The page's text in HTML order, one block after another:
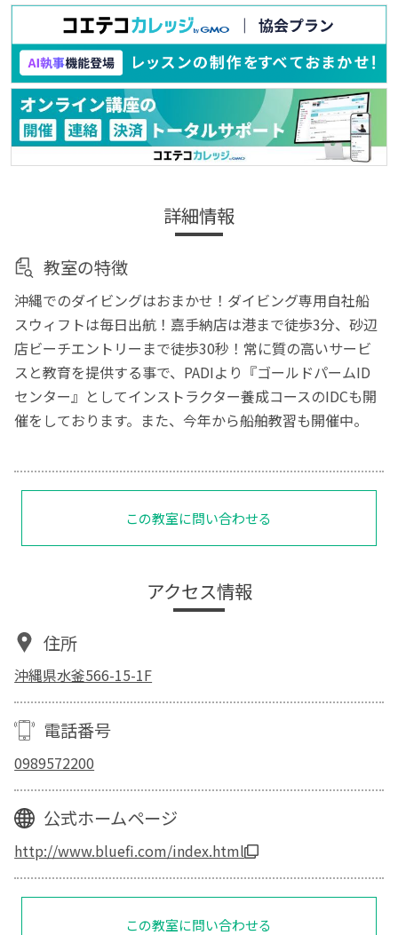
詳細情報
教室の特徴
沖縄でのダイビングはおまかせ！ダイビング専用自社船
スウィフトは毎日出航！嘉手納店は港まで徒歩3分、砂辺
店ビーチエントリーまで徒歩30秒！常に質の高いサービ
スと教育を提供する事で、PADIより『ゴールドパームID
センター』としてインストラクター養成コースのIDCも開
催をしております。また、今年から船舶教習も開催中。
この教室に問い合わせる
アクセス情報
住所
沖縄県水釜566-15-1F
電話番号
0989572200
公式ホームページ
http://www.bluefi.com/index.html
この教室に問い合わせる